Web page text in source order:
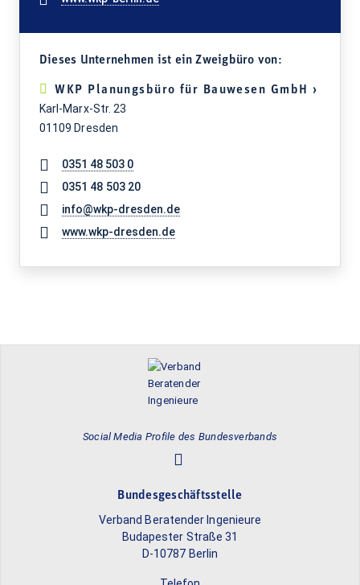
Dieses Unternehmen ist ein Zweigbüro von:
WKP Planungsbüro für Bauwesen GmbH ›
Karl-Marx-Str. 23
01109 Dresden
0351 48 503 0
0351 48 503 20
info@wkp-dresden.de
www.wkp-dresden.de
Social Media Profile des Bundesverbands
Bundesgeschäftsstelle
Verband Beratender Ingenieure
Budapester Straße 31
D-10787 Berlin